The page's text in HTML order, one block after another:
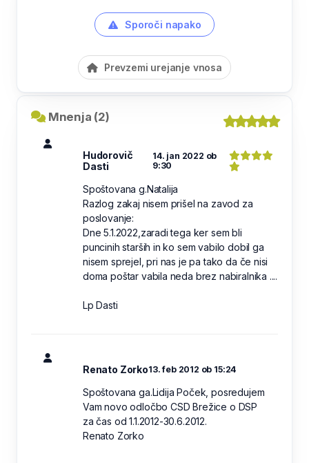
Sporoči napako
Prevzemi urejanje vnosa
Mnenja (2)
Hudorovič
Dasti
14. jan 2022 ob
9:30
Spoštovana g.Natalija
Razlog zakaj nisem prišel na zavod za
poslovanje:
Dne 5.1.2022,zaradi tega ker sem bli
puncinih starših in ko sem vabilo dobil ga
nisem sprejel, pri nas je pa tako da če nisi
doma poštar vabila neda brez nabiralnika ....
Lp Dasti
Renato Zorko13. feb 2012 ob 15:24
Spoštovana ga.Lidija Poček, posredujem
Vam novo odločbo CSD Brežice o DSP
za čas od 1.1.2012-30.6.2012.
Renato Zorko